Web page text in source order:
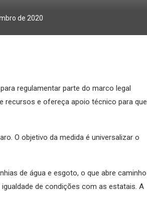
de 2020
regulamentar parte do marco legal
recursos e ofereça apoio técnico para que
O objetivo da medida é universalizar o
de água e esgoto, o que abre caminho
de condições com as estatais. A